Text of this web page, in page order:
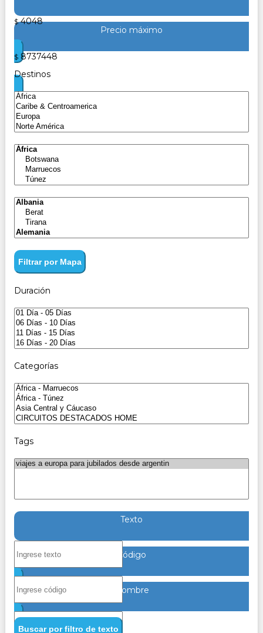
$ 4048
Precio máximo
$ 8737448
Destinos
Filtrar por Mapa
Duración
Categorías
Tags
Texto
Código
Nombre
Buscar por filtro de texto